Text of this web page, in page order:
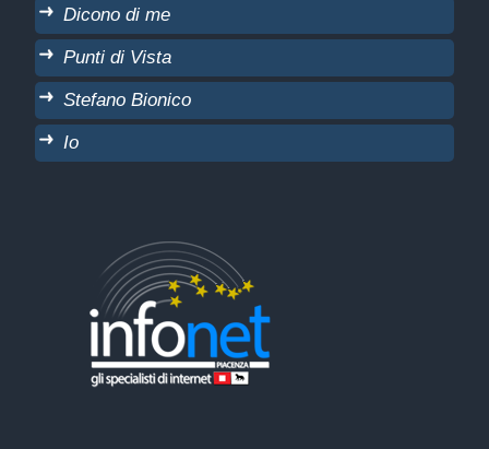
Dicono di me
Punti di Vista
Stefano Bionico
Io